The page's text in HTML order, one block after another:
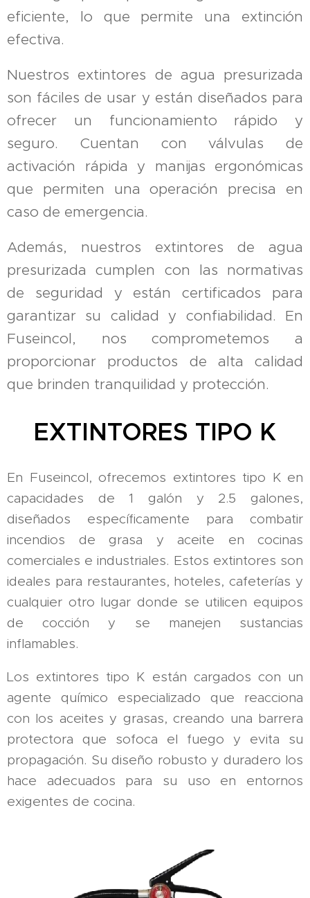
eficiente, lo que permite una extinción
efectiva.
Nuestros extintores de agua presurizada
son fáciles de usar y están diseñados para
ofrecer un funcionamiento rápido y
seguro. Cuentan con válvulas de
activación rápida y manijas ergonómicas
que permiten una operación precisa en
caso de emergencia.
Además, nuestros extintores de agua
presurizada cumplen con las normativas
de seguridad y están certificados para
garantizar su calidad y confiabilidad. En
Fuseincol, nos comprometemos a
proporcionar productos de alta calidad
que brinden tranquilidad y protección.
EXTINTORES TIPO K
En Fuseincol, ofrecemos extintores tipo K en
capacidades de 1 galón y 2.5 galones,
diseñados específicamente para combatir
incendios de grasa y aceite en cocinas
comerciales e industriales. Estos extintores son
ideales para restaurantes, hoteles, cafeterías y
cualquier otro lugar donde se utilicen equipos
de cocción y se manejen sustancias
inflamables.
Los extintores tipo K están cargados con un
agente químico especializado que reacciona
con los aceites y grasas, creando una barrera
protectora que sofoca el fuego y evita su
propagación. Su diseño robusto y duradero los
hace adecuados para su uso en entornos
exigentes de cocina.